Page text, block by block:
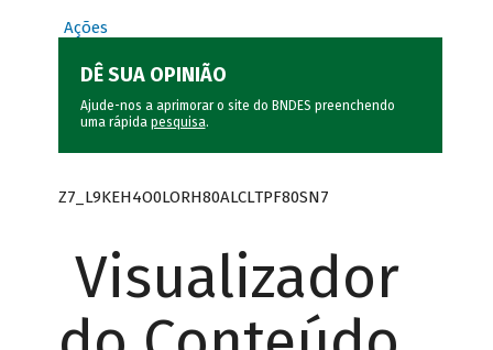
Ações
DÊ SUA OPINIÃO
Ajude-nos a aprimorar o site do BNDES preenchendo
uma rápida pesquisa.
Z7_L9KEH4O0LORH80ALCLTPF80SN7
Visualizador